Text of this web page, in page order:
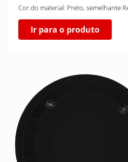
Cor do material: Preto, semelhante
Ir para o produto